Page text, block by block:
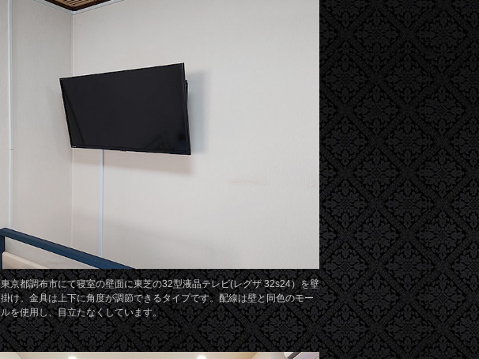
東京都調布市にて寝室の壁面に東芝の32型液晶テレビ(レグザ 32s24）を壁
掛け。金具は上下に角度が調節できるタイプです。配線は壁と同色のモー
ルを使用し、目立たなくしています。